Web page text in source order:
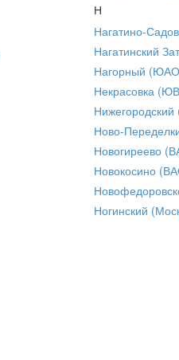
Н
Нагатино-
Нагатинский
Нагорный
Некрасовка
Ново-
Новогиреево
Новокосино
Ногинский